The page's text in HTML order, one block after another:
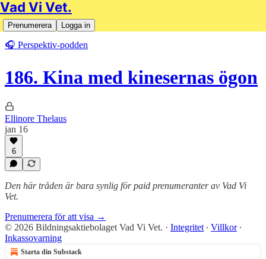
Vad Vi Vet.
Prenumerera Logga in
🎧 Perspektiv-podden
186. Kina med kinesernas ögon
Ellinore Thelaus
jan 16
6
Den här tråden är bara synlig för paid prenumeranter av Vad Vi
Vet.
Prenumerera för att visa →
© 2026 Bildningsaktiebolaget Vad Vi Vet. · Integritet ∙ Villkor∙
Inkassovarning
Starta din Substack